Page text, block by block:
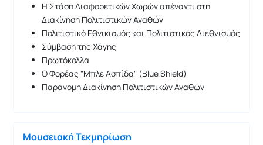
Η Στάση Διαφορετικών Χωρών απέναντι στη
Διακίνηση Πολιτιστικών Αγαθών
Πολιτιστικό Εθνικισμός και Πολιτιστικός Διεθνισμός
Σύμβαση της Χάγης
Πρωτόκολλα
Ο Φορέας "Μπλε Ασπίδα" (Blue Shield)
Παράνομη Διακίνηση Πολιτιστικών Αγαθών
Μουσειακή Τεκμηρίωση